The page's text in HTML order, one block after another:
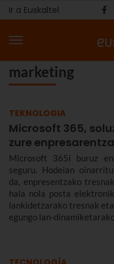
Ir a Euskaltel
marketing
TEKNOLOGIA
Microsoft 365,
zure
Microsoft 365i buruz
seguru. Hodeian
da, enpresentzako
hala nola posta
lankidetzarako tresnak
egungo lan-